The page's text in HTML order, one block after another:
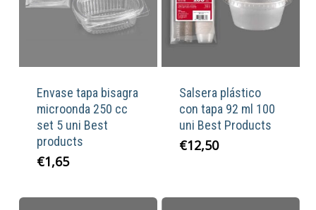
Envase tapa bisagra
microonda 250 cc
set 5 uni Best
products
€1,65
Salsera plástico
con tapa 92 ml 100
uni Best Products
€12,50